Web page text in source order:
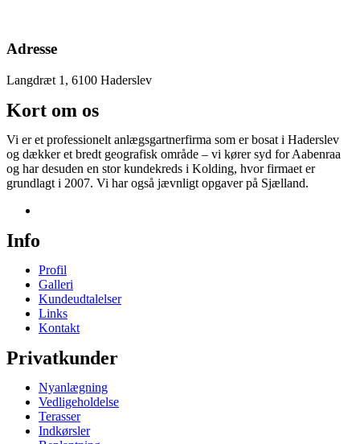
Adresse
Langdræt 1, 6100 Haderslev
Kort om os
Vi er et professionelt anlægsgartnerfirma som er bosat i Haderslev
og dækker et bredt geografisk område – vi kører syd for Aabenraa
og har desuden en stor kundekreds i Kolding, hvor firmaet er
grundlagt i 2007. Vi har også jævnligt opgaver på Sjælland.
Info
Profil
Galleri
Kundeudtalelser
Links
Kontakt
Privatkunder
Nyanlægning
Vedligeholdelse
Terasser
Indkørsler